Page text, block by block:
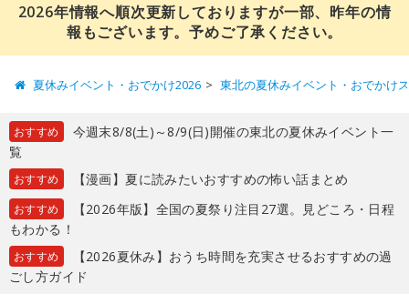
2026年情報へ順次更新しておりますが一部、昨年の情
報もございます。予めご了承ください。
夏休みイベント・おでかけ2026 東北の夏休みイベント・おでかけ
おすすめ
今週末8/8(土)～8/9(日)開催の東北の夏休みイベント一
覧
おすすめ 【漫画】夏に読みたいおすすめの怖い話まとめ
おすすめ
【2026年版】全国の夏祭り注目27選。見どころ・日程
もわかる！
おすすめ
【2026夏休み】おうち時間を充実させるおすすめの過
ごし方ガイド